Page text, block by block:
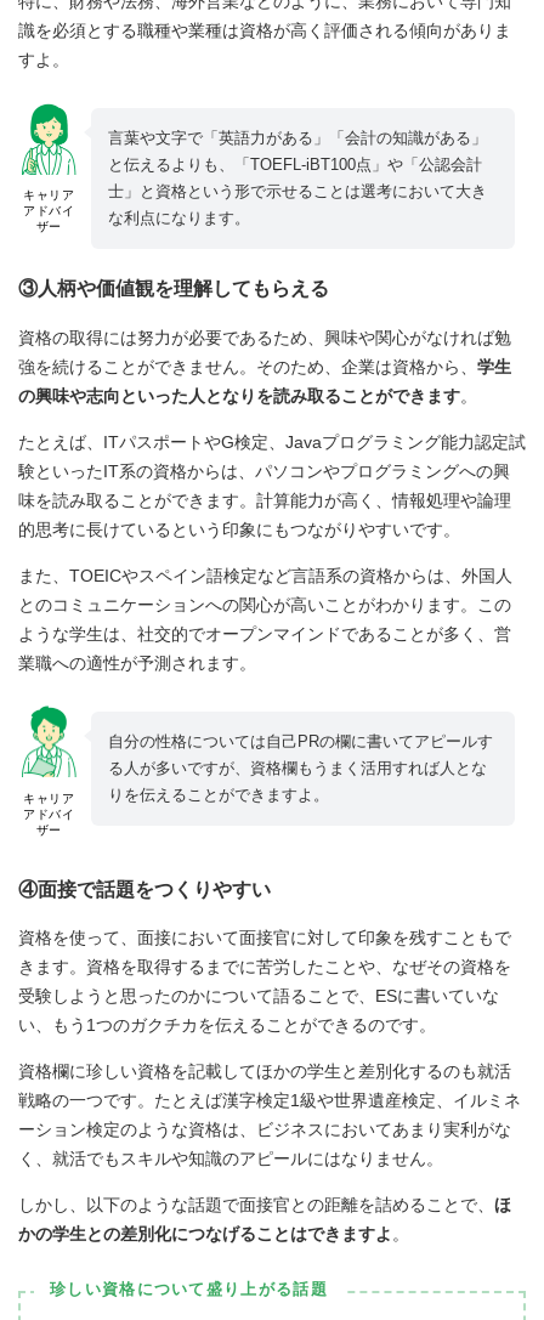
識を必須とする職種や業種は資格が高く評価される傾向がありま
すよ。
キャリア
アドバイ
ザー
言葉や文字で「英語力がある」「会計の知識がある」
と伝えるよりも、「TOEFL-iBT100点」や「公認会計
士」と資格という形で示せることは選考において大き
な利点になります。
③人柄や価値観を理解してもらえる
資格の取得には努力が必要であるため、興味や関心がなければ勉
強を続けることができません。そのため、企業は資格から、 学生
の興味や志向といった人となりを読み取ることができます。
たとえば、ITパスポートやG検定、Javaプログラミング能力認定試
験といったIT系の資格からは、パソコンやプログラミングへの興
味を読み取ることができます。計算能力が高く、情報処理や論理
的思考に長けているという印象にもつながりやすいです。
また、TOEICやスペイン語検定など言語系の資格からは、外国人
とのコミュニケーションへの関心が高いことがわかります。この
ような学生は、社交的でオープンマインドであることが多く、営
業職への適性が予測されます。
キャリア
アドバイ
ザー
自分の性格については自己PRの欄に書いてアピールす
る人が多いですが、資格欄もうまく活用すれば人とな
りを伝えることができますよ。
④面接で話題をつくりやすい
資格を使って、面接において面接官に対して印象を残すこともで
きます。資格を取得するまでに苦労したことや、なぜその資格を
受験しようと思ったのかについて語ることで、ESに書いていな
い、もう1つのガクチカを伝えることができるのです。
資格欄に珍しい資格を記載してほかの学生と差別化するのも就活
戦略の一つです。たとえば漢字検定1級や世界遺産検定、イルミネ
ーション検定のような資格は、ビジネスにおいてあまり実利がな
く、就活でもスキルや知識のアピールにはなりません。
しかし、以下のような話題で面接官との距離を詰めることで、 ほ
かの学生との差別化につなげることはできますよ。
珍しい資格について盛り上がる話題